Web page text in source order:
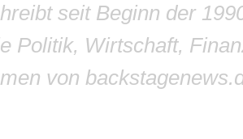
seit Beginn der
Politik, Wirtschaft,
von